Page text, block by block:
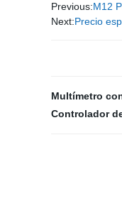
Previous:M12
Next:Precio
Multímetro
Controlador